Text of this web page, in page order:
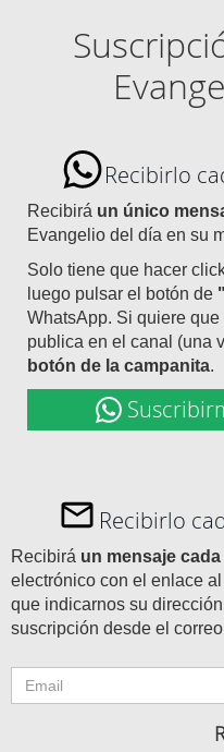
Recibirlo
Recibirá un único
Evangelio del día en su
Solo tiene que hacer
luego pulsar el botón de
WhatsApp. Si quiere
publica en el canal (una
botón de la campanita.
Recibirlo
Recibirá un mensaje
electrónico con el enlace
que indicarnos su
suscripción desde el